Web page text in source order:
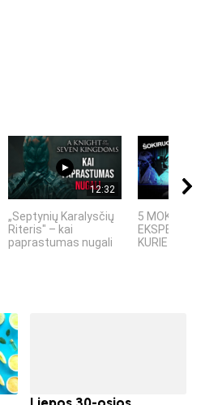
12:32
„Septynių Karalysčių
Riteris" – kai
paprastumas nugali
5 MOKSLINIAI
KURIE